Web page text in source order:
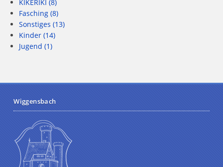
KIKERIKI (8)
Fasching (8)
Sonstiges (13)
Kinder (14)
Jugend (1)
Wiggensbach